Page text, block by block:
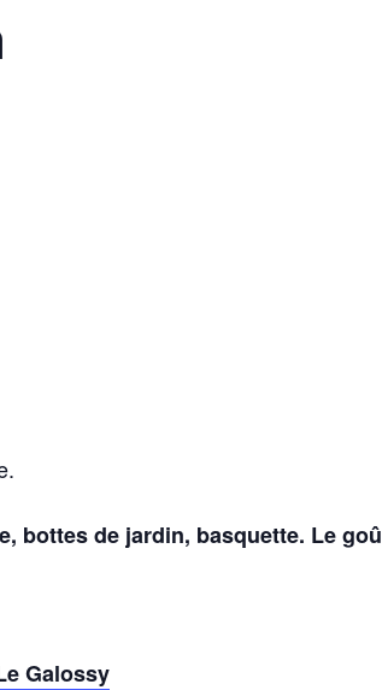
bottes de jardin, basquette. Le
Galossy